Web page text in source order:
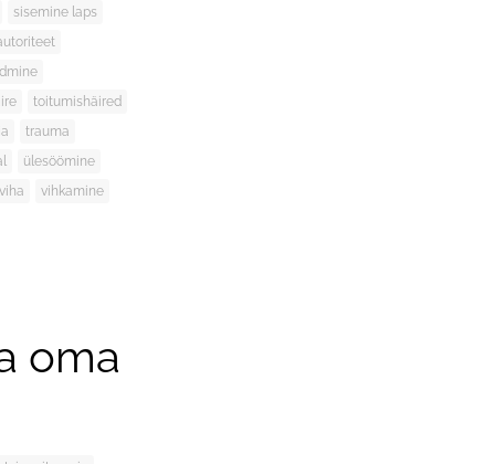
sisemine laps
toitumishäired
trauma
ülesöömine
viha vihkamine
oma